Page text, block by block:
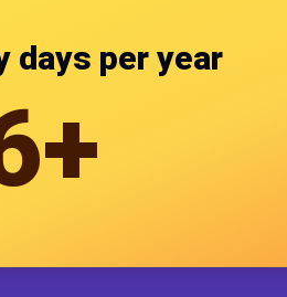
days per year